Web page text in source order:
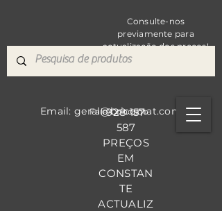
Consulte-nos
previamente para
actualização dos preços!
928 157
587
PREÇOS
EM
CONSTAN
TE
ACTUALIZ
Fale Conosco
Email: geral@bricomat.com